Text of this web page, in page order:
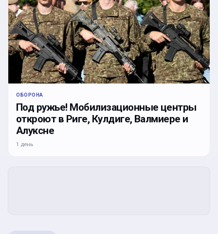
ОБОРОНА
Под ружье! Мобилизационные центры
откроют в Риге, Кулдиге, Валмиере и
Алуксне
1 день